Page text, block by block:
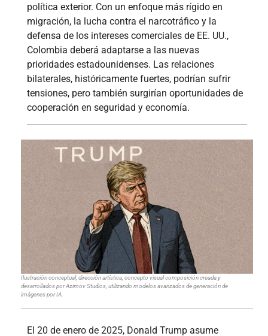
política exterior. Con un enfoque más rígido en
migración, la lucha contra el narcotráfico y la
defensa de los intereses comerciales de EE. UU.,
Colombia deberá adaptarse a las nuevas
prioridades estadounidenses. Las relaciones
bilaterales, históricamente fuertes, podrían sufrir
tensiones, pero también surgirían oportunidades de
cooperación en seguridad y economía.
Ilustración conceptual, dirección artística, concepto visual composición creada y
desarrollados por Azimov Studios, utilizando modelos avanzados de generación de
imágenes por IA.
El 20 de enero de 2025, Donald Trump asume